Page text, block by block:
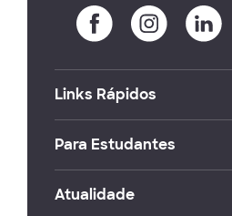
Links Rápidos
Para Estudantes
Atualidade